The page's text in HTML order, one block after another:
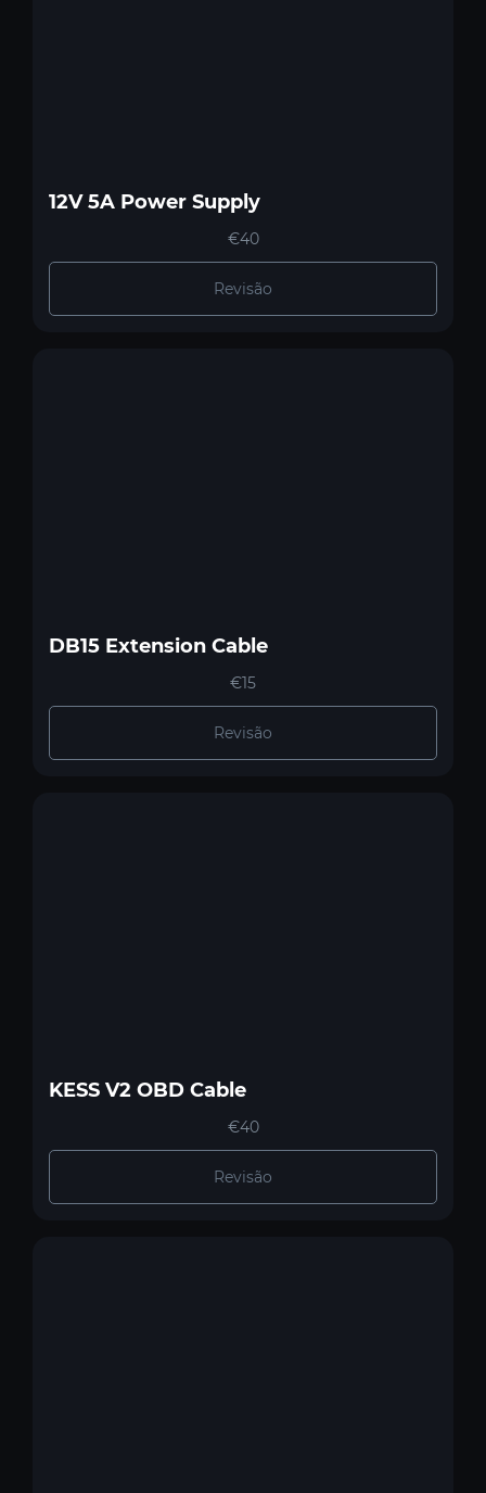
12V 5A Power Supply
€40
Revisão
DB15 Extension Cable
€15
Revisão
KESS V2 OBD Cable
€40
Revisão